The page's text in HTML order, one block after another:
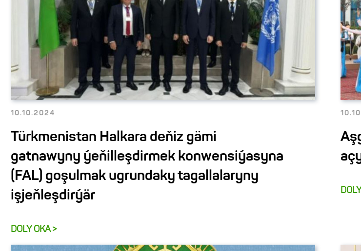
10.10.2024
Türkmenistan Halkara deňiz gämi
gatnawyny ýeňilleşdirmek konwensiýasyna
(FAL) goşulmak ugrundaky tagallalaryny
işjeňleşdirýär
DOLY OKA >